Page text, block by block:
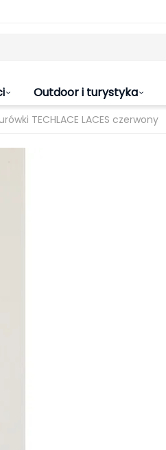
Outdoor i turystyka
TECHLACE LACES czerwony